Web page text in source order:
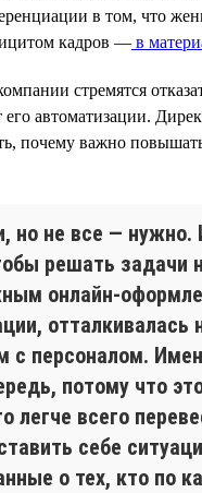
в том, что
кадров — в
стремятся
автоматизации.
почему важно
не все — нужно.
решать
онлайн-
отталкивалась
персоналом.
потому что
легче всего
себе
о тех, кто